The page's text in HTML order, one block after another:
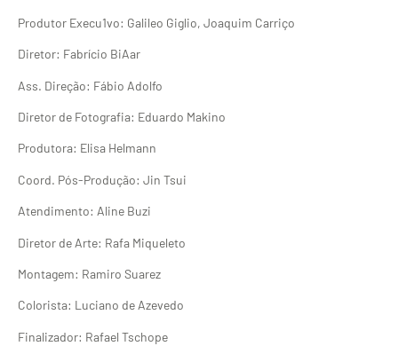
Produtor Execu1vo: Galileo Giglio, Joaquim Carriço
Diretor: Fabrício BiAar
Ass. Direção: Fábio Adolfo
Diretor de Fotografia: Eduardo Makino
Produtora: Elisa Helmann
Coord. Pós-Produção: Jin Tsui
Atendimento: Aline Buzi
Diretor de Arte: Rafa Miqueleto
Montagem: Ramiro Suarez
Colorista: Luciano de Azevedo
Finalizador: Rafael Tschope